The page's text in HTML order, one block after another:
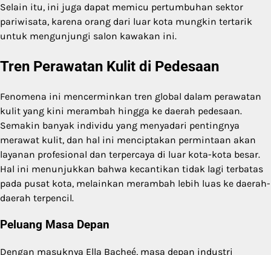
Selain itu, ini juga dapat memicu pertumbuhan sektor
pariwisata, karena orang dari luar kota mungkin tertarik
untuk mengunjungi salon kawakan ini.
Tren Perawatan Kulit di Pedesaan
Fenomena ini mencerminkan tren global dalam perawatan
kulit yang kini merambah hingga ke daerah pedesaan.
Semakin banyak individu yang menyadari pentingnya
merawat kulit, dan hal ini menciptakan permintaan akan
layanan profesional dan terpercaya di luar kota-kota besar.
Hal ini menunjukkan bahwa kecantikan tidak lagi terbatas
pada pusat kota, melainkan merambah lebih luas ke daerah-
daerah terpencil.
Peluang Masa Depan
Dengan masuknya Ella Bacheé, masa depan industri